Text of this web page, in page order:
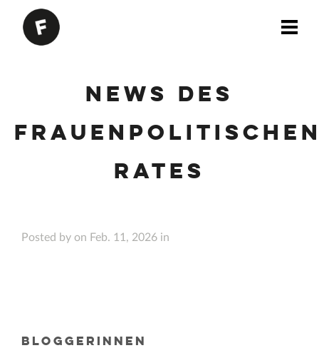
News des
Rates
Posted by on Feb. 11, 2026 in
BLOGGERINNEN